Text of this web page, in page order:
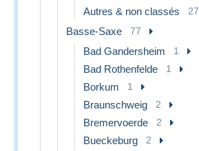
Autres & non classés 27
Basse-Saxe 77
Bad Gandersheim 1
Bad Rothenfelde 1
Borkum 1
Braunschweig 2
Bremervoerde 2
Bueckeburg 2